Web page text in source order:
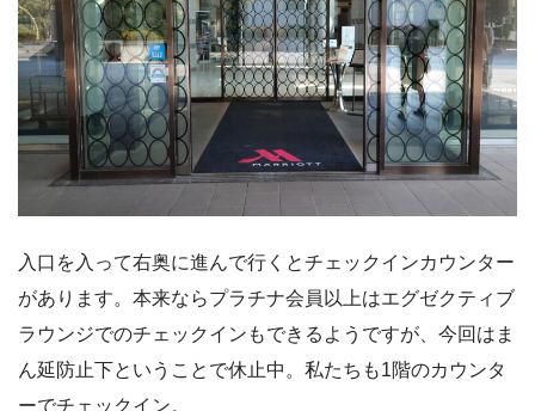
入口を入って右奥に進んで行くとチェックインカウンター
があります。本来ならプラチナ会員以上はエグゼクティブ
ラウンジでのチェックインもできるようですが、今回はま
ん延防止下ということで休止中。私たちも1階のカウンタ
ーでチェックイン。